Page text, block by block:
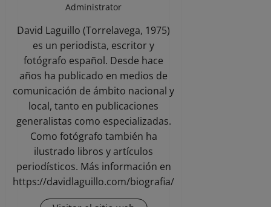
Administrator
David Laguillo (Torrelavega, 1975)
es un periodista, escritor y
fotógrafo español. Desde hace
años ha publicado en medios de
comunicación de ámbito nacional y
local, tanto en publicaciones
generalistas como especializadas.
Como fotógrafo también ha
ilustrado libros y artículos
periodísticos. Más información en
https://davidlaguillo.com/biografia/